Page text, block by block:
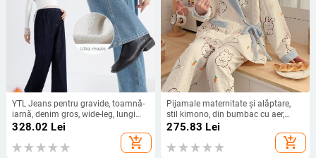
YTL Jeans pentru gravide, toamnă-
iarnă, denim gros, wide-leg, lungi
până la podea, croială dreaptă, talie
cu șnur și căptușeală de fleece
328.02 Lei
add_shopping_cart
Pijamale maternitate și alăptare,
stil kimono, din bumbac cu aer,
grosime mare, mâneci lungi,
275.83 Lei
add_shopping_cart